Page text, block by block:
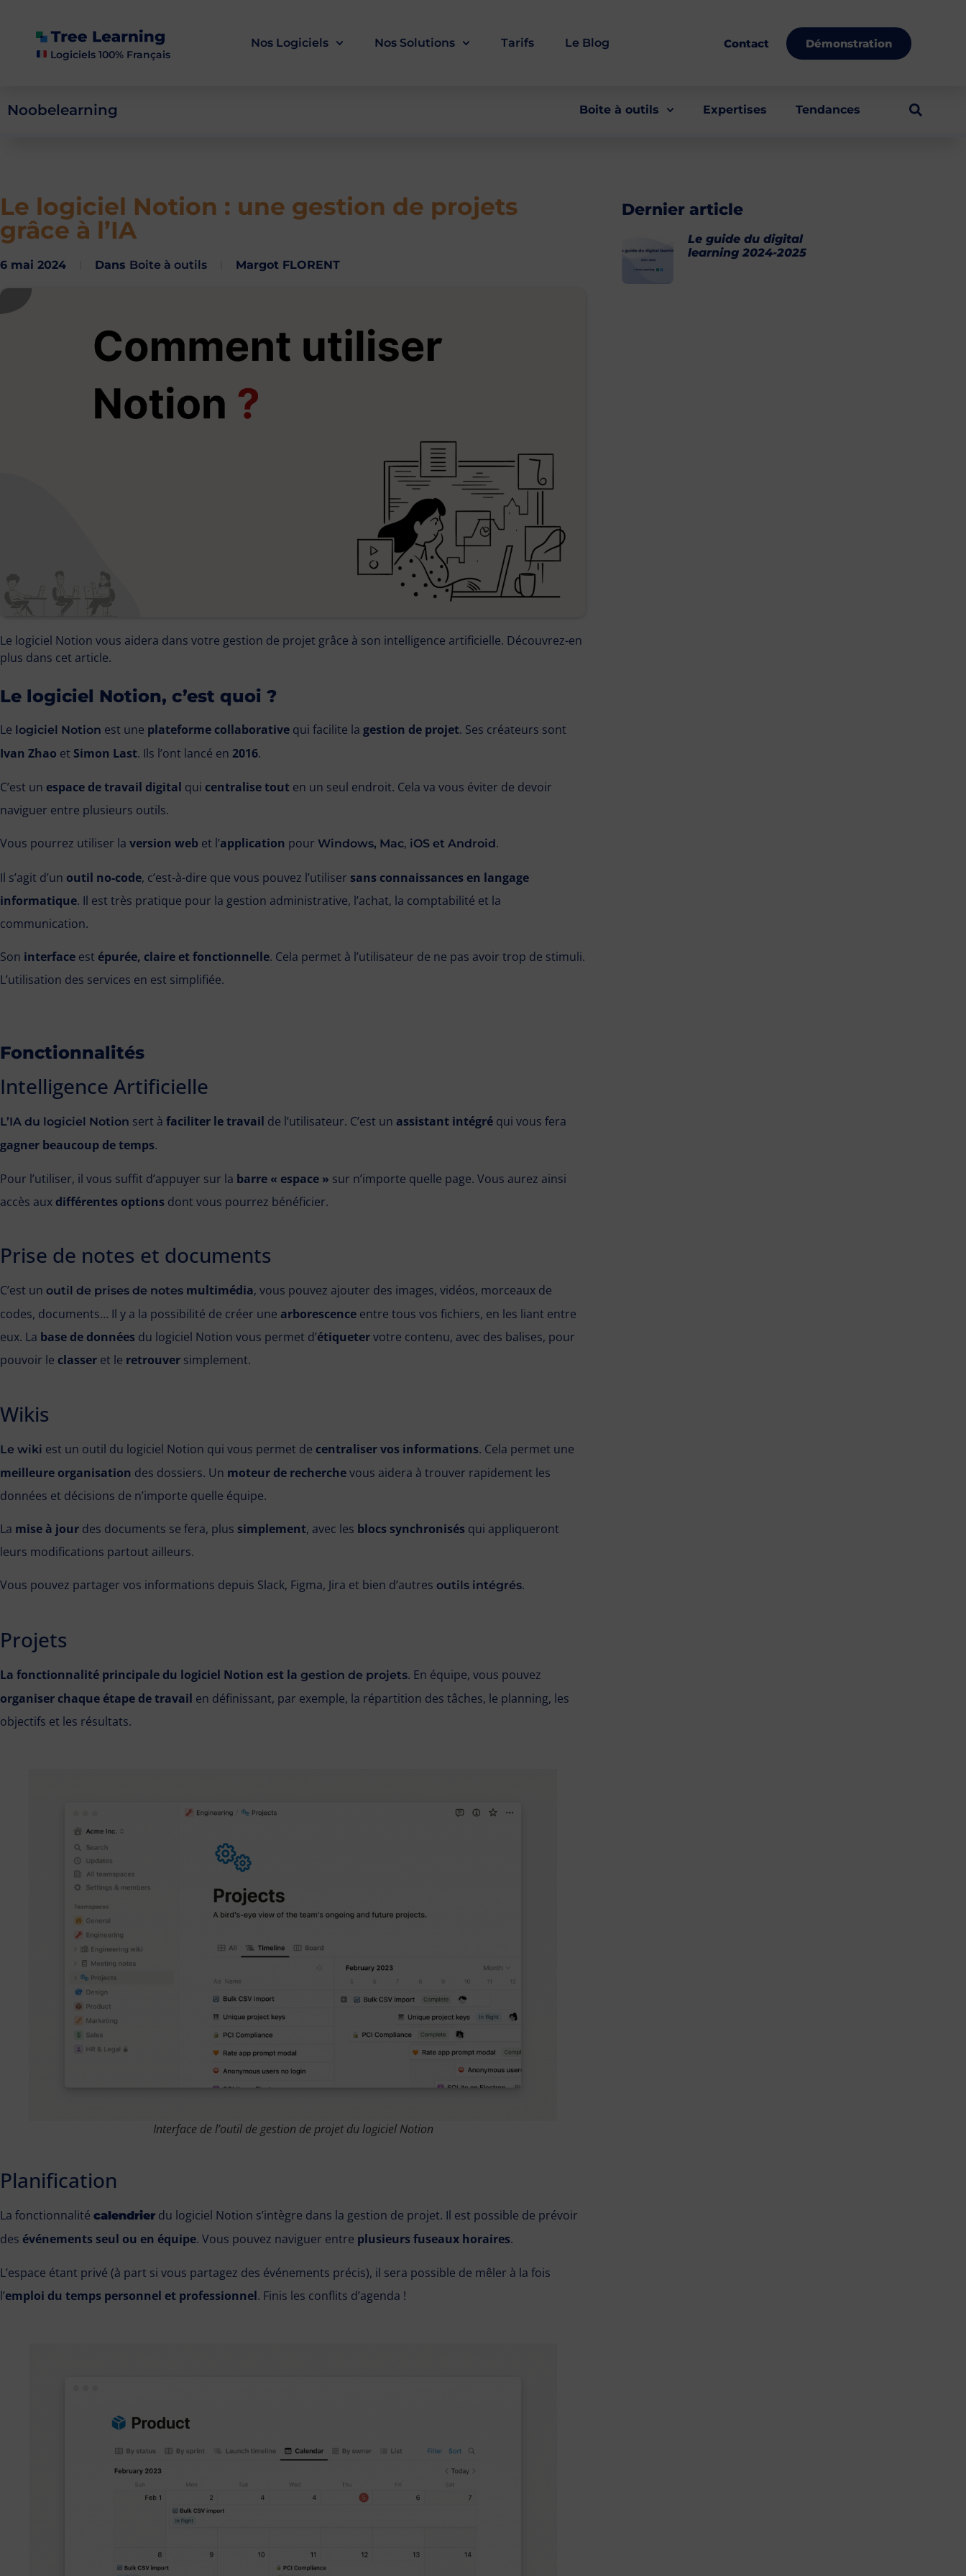
Logiciels 100% Français
Nos Logiciels Nos Solutions Tarifs Le Blog Contact Démonstration
Noobelearning Boite à outils Expertises Tendances
Le logiciel Notion : une gestion de projets
grâce à l’IA
6 mai 2024 Dans Boite à outils Margot FLORENT
Le logiciel Notion vous aidera dans votre gestion de projet grâce à son intelligence artificielle. Découvrez-en
plus dans cet article.
Le logiciel Notion, c’est quoi ?
Le logiciel Notion est une plateforme collaborative qui facilite la gestion de projet. Ses créateurs sont
Ivan Zhao et Simon Last. Ils l’ont lancé en 2016.
C’est un espace de travail digital qui centralise tout en un seul endroit. Cela va vous éviter de devoir
naviguer entre plusieurs outils.
Vous pourrez utiliser la version web et l’application pour Windows, Mac, iOS et Android .
Il s’agit d’un outil no-code, c’est-à-dire que vous pouvez l’utiliser sans connaissances en langage
informatique. Il est très pratique pour la gestion administrative, l’achat, la comptabilité et la
communication.
Son interface est épurée, claire et fonctionnelle. Cela permet à l’utilisateur de ne pas avoir trop de stimuli.
L’utilisation des services en est simplifiée.
Fonctionnalités
Intelligence Artificielle
L’IA du logiciel Notion sert à faciliter le travail de l’utilisateur. C’est un assistant intégré qui vous fera
gagner beaucoup de temps.
Pour l’utiliser, il vous suffit d’appuyer sur la barre « espace » sur n’importe quelle page. Vous aurez ainsi
accès aux différentes options dont vous pourrez bénéficier.
Prise de notes et documents
C’est un outil de prises de notes multimédia, vous pouvez ajouter des images, vidéos, morceaux de
codes, documents… Il y a la possibilité de créer une arborescence entre tous vos fichiers, en les liant entre
eux. La base de données du logiciel Notion vous permet d’étiquetervotre contenu, avec des balises, pour
pouvoir le classer et le retrouver simplement.
Wikis
Le wiki est un outil du logiciel Notion qui vous permet de centraliser vos informations. Cela permet une
meilleure organisation des dossiers. Un moteur de recherchevous aidera à trouver rapidement les
données et décisions de n’importe quelle équipe.
La mise à jour des documents se fera, plus simplement, avec les blocs synchronisés qui appliqueront
leurs modifications partout ailleurs.
Vous pouvez partager vos informations depuis Slack, Figma, Jira et bien d’autres outils intégrés.
Projets
La fonctionnalité principale du logiciel Notion est la gestion de projets. En équipe, vous pouvez
organiser chaque étape de travail en définissant, par exemple, la répartition des tâches, le planning, les
objectifs et les résultats.
Interface de l’outil de gestion de projet du logiciel Notion
Planification
La fonctionnalité calendrier du logiciel Notion s’intègre dans la gestion de projet. Il est possible de prévoir
des événements seul ou en équipe. Vous pouvez naviguer entre plusieurs fuseaux horaires.
L’espace étant privé (à part si vous partagez des événements précis), il sera possible de mêler à la fois
l’emploi du temps personnel et professionnel. Finis les conflits d’agenda !
Dernier article
Le guide du digital
learning 2024-2025